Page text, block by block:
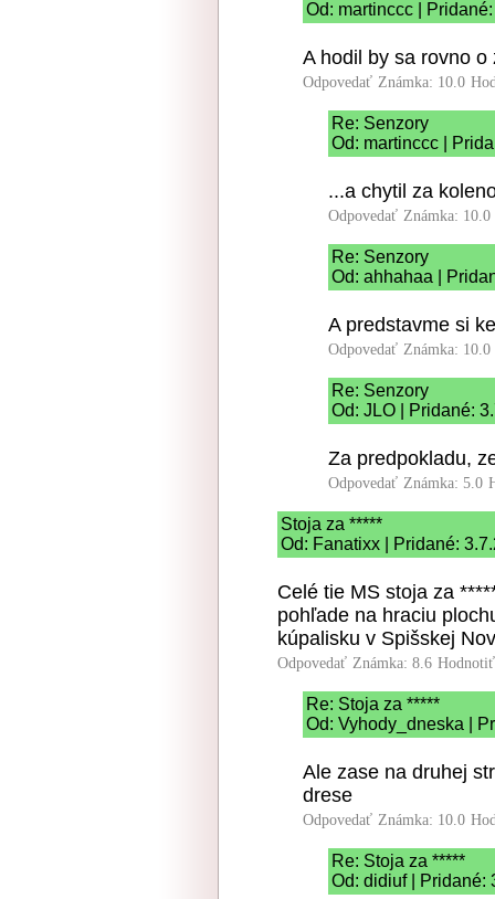
Od: martinccc |
A hodil by sa rovno o
Odpovedať Známka: 10.0
Re: Senzory
Od: martinccc |
...a chytil za
Odpovedať Známka: 10.0
Re: Senzory
Od: ahhahaa |
A predstavme si
Odpovedať Známka: 10.0
Re: Senzory
Od: JLO | Pridané:
Za predpokladu,
Odpovedať Známka: 5.0
Stoja za *****
Od: Fanatixx | Pridané:
Celé tie MS stoja za
pohľade na hraciu
kúpalisku v Spišskej
Odpovedať Známka: 8.6
Re: Stoja za *****
Od: Vyhody_dneska |
Ale zase na druhej
drese
Odpovedať Známka: 10.0
Re: Stoja za *****
Od: didiuf | Pridané: